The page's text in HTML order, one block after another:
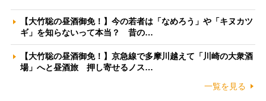
【大竹聡の昼酒御免！】今の若者は「なめろう」や「キヌカツ
ギ」を知らないって本当？ 昔の…
【大竹聡の昼酒御免！】京急線で多摩川越えて「川崎の大衆酒
場」へと昼酒旅 押し寄せるノス…
一覧を見る